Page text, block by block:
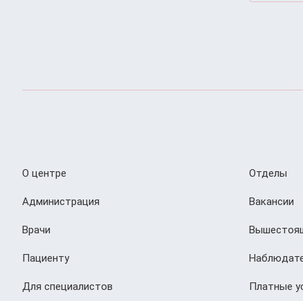
О центре
Администрация
Врачи
Пациенту
Для специалистов
Отделы
Вакансии
Платные